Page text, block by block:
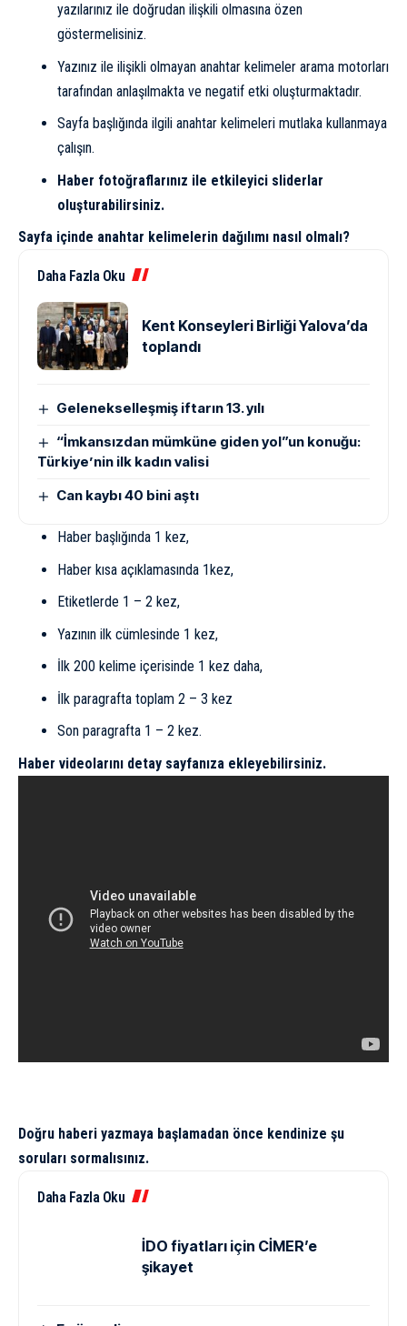
yazılarınız ile doğrudan ilişkili olmasına özen
göstermelisiniz.
Yazınız ile ilişikli olmayan anahtar kelimeler arama motorları
tarafından anlaşılmakta ve negatif etki oluşturmaktadır.
Sayfa başlığında ilgili anahtar kelimeleri mutlaka kullanmaya
çalışın.
Haber fotoğraflarınız ile etkileyici sliderlar
oluşturabilirsiniz.
Sayfa içinde anahtar kelimelerin dağılımı nasıl olmalı?
Daha Fazla Oku
Kent Konseyleri Birliği Yalova’da
toplandı
Gelenekselleşmiş iftarın 13. yılı
“İmkansızdan mümküne giden yol”un konuğu:
Türkiye’nin ilk kadın valisi
Can kaybı 40 bini aştı
Haber başlığında 1 kez,
Haber kısa açıklamasında 1kez,
Etiketlerde 1 – 2 kez,
Yazının ilk cümlesinde 1 kez,
İlk 200 kelime içerisinde 1 kez daha,
İlk paragrafta toplam 2 – 3 kez
Son paragrafta 1 – 2 kez.
Haber videolarını detay sayfanıza ekleyebilirsiniz.
Doğru haberi yazmaya başlamadan önce kendinize şu
soruları sormalısınız.
Daha Fazla Oku
İDO fiyatları için CİMER’e
şikayet